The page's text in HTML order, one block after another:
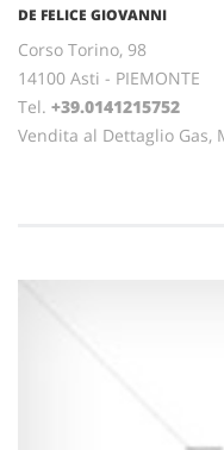
DE FELICE GIOVANNI
Corso Torino, 98
14100 Asti - PIEMONTE
Tel. +39.0141215752
Vendita al Dettaglio Gas,